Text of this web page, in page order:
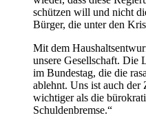
schützen will und nicht
Bürger, die unter den
Mit dem
unsere Gesellschaft. Die
im Bundestag, die die
ablehnt. Uns ist auch der
wichtiger als die
Schuldenbremse.“